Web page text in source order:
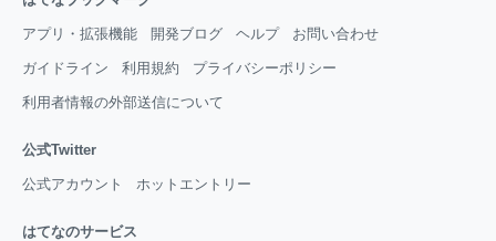
アプリ・拡張機能 開発ブログ ヘルプ お問い合わせ
ガイドライン 利用規約 プライバシーポリシー
利用者情報の外部送信について
公式Twitter
公式アカウント ホットエントリー
はてなのサービス